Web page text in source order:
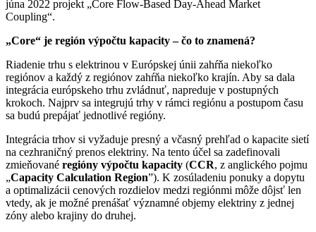
júna 2022 projekt „Core Flow-Based Day-Ahead Market
Coupling“.
„Core“ je región výpočtu kapacity – čo to znamená?
Riadenie trhu s elektrinou v Európskej únii zahŕňa niekoľko
regiónov a každý z regiónov zahŕňa niekoľko krajín. Aby sa dala
integrácia európskeho trhu zvládnuť, napreduje v postupných
krokoch. Najprv sa integrujú trhy v rámci regiónu a postupom času
sa budú prepájať jednotlivé regióny.
Integrácia trhov si vyžaduje presný a včasný prehľad o kapacite sietí
na cezhraničný prenos elektriny. Na tento účel sa zadefinovali
zmieňované regióny výpočtu kapacity (CCR, z anglického pojmu
„Capacity Calculation Region”). K zosúladeniu ponuky a dopytu
a optimalizácii cenových rozdielov medzi regiónmi môže dôjsť len
vtedy, ak je možné prenášať významné objemy elektriny z jednej
zóny alebo krajiny do druhej.